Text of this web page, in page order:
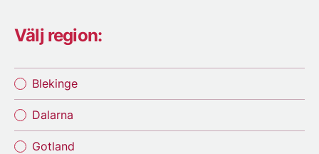
Välj region:
Blekinge
Dalarna
Gotland